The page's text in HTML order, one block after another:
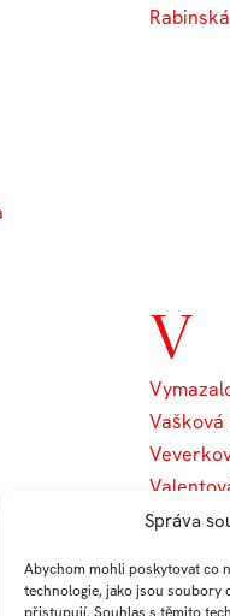
Správa
Abychom mohli poskytovat co
technologie, jako jsou soubory
V
Vašková
Vražel